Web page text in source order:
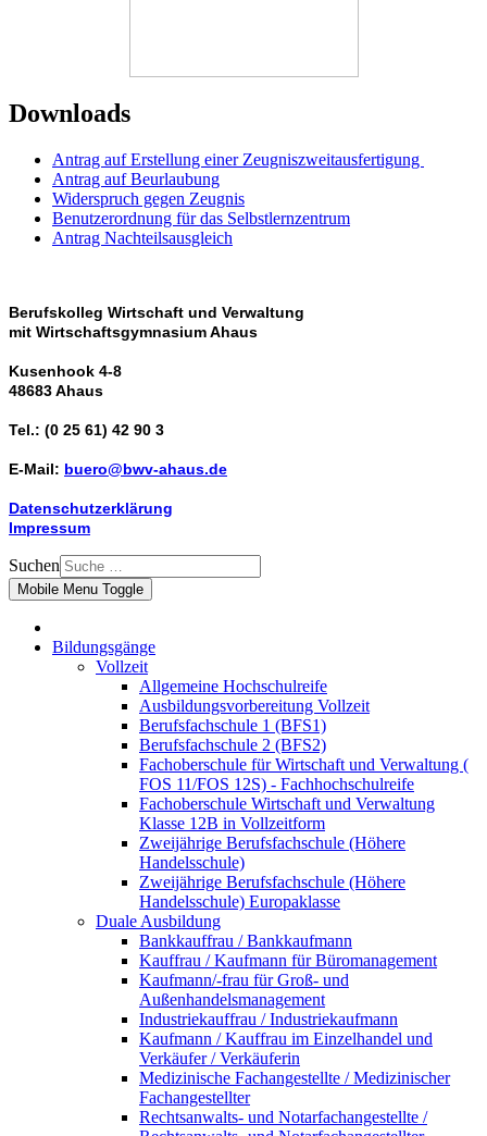
Downloads
Antrag auf Erstellung einer Zeugniszweitausfertigung
Antrag auf Beurlaubung
Widerspruch gegen Zeugnis
Benutzerordnung für das Selbstlernzentrum
Antrag Nachteilsausgleich
Berufskolleg Wirtschaft und Verwaltung
mit Wirtschaftsgymnasium Ahaus
Kusenhook 4-8
48683 Ahaus
Tel.: (0 25 61) 42 90 3
E-Mail: buero@bwv-ahaus.de
Datenschutzerklärung
Impressum
Suchen
Mobile Menu Toggle
Bildungsgänge
Vollzeit
Allgemeine Hochschulreife
Ausbildungsvorbereitung Vollzeit
Berufsfachschule 1 (BFS1)
Berufsfachschule 2 (BFS2)
Fachoberschule für Wirtschaft und Verwaltung (
FOS 11/FOS 12S) - Fachhochschulreife
Fachoberschule Wirtschaft und Verwaltung
Klasse 12B in Vollzeitform
Zweijährige Berufsfachschule (Höhere
Handelsschule)
Zweijährige Berufsfachschule (Höhere
Handelsschule) Europaklasse
Duale Ausbildung
Bankkauffrau / Bankkaufmann
Kauffrau / Kaufmann für Büromanagement
Kaufmann/-frau für Groß- und
Außenhandelsmanagement
Industriekauffrau / Industriekaufmann
Kaufmann / Kauffrau im Einzelhandel und
Verkäufer / Verkäuferin
Medizinische Fachangestellte / Medizinischer
Fachangestellter
Rechtsanwalts- und Notarfachangestellte /